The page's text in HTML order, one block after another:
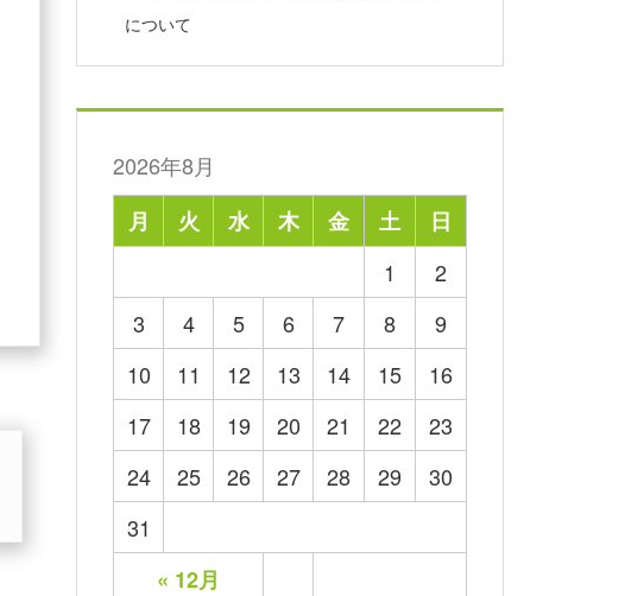
について
2026年8月
月
火 水 木 金 土 日
« 12月
1
2
3
4 5 6 7 8
9
10
11 12 13 14 15
16
17
18 19 20 21 22
23
24
25 26 27 28 29
30
31